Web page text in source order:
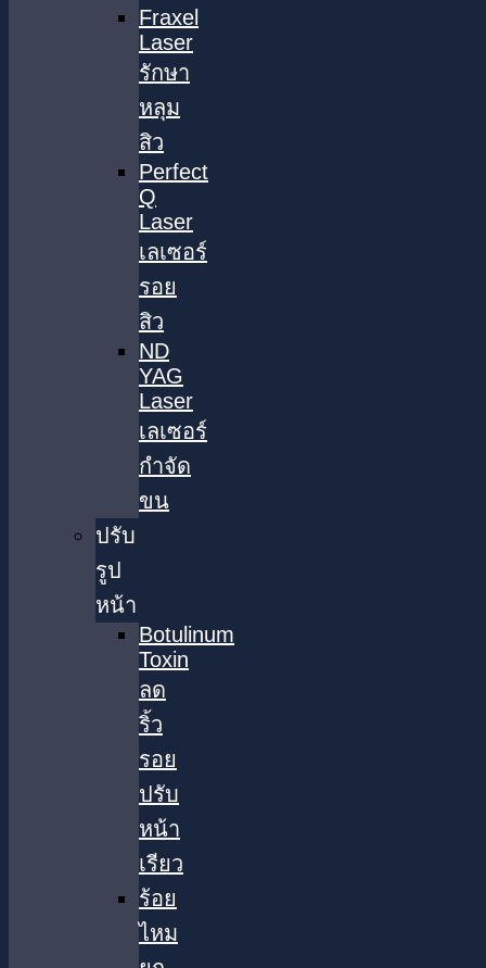
Fraxel
Laser
รักษา
หลุม
สิว
Perfect
Q
Laser
เลเซอร์
รอย
สิว
ND
YAG
Laser
เลเซอร์
กำจัด
ขน
ปรับ
รูป
หน้า
Botulinum
Toxin
ลด
ริ้ว
รอย
ปรับ
หน้า
เรียว
ร้อย
ไหม